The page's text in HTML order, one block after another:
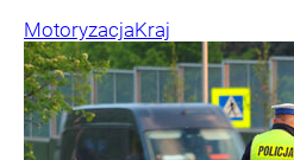
MotoryzacjaKraj